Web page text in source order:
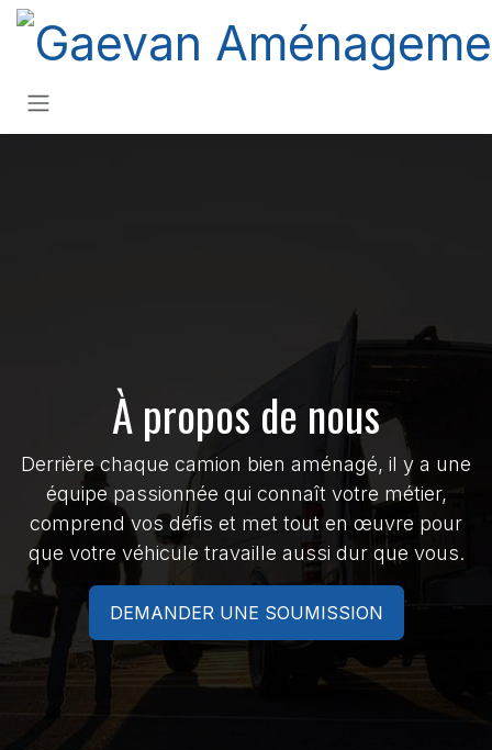
Se rendre au contenu
À propos de nous
Derrière chaque camion bien aménagé, il y a une
équipe passionnée qui connaît votre métier,
comprend vos défis et met tout en œuvre pour
que votre véhicule travaille aussi dur que vous.
DEMANDER UNE SOUMISSION